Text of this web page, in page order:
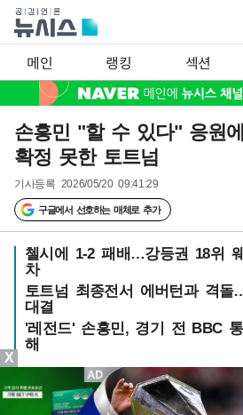
메인 랭킹 섹션
손흥민 "할 수 있다" 응원
확정 못한 토트넘
기사등록 2026/05/20 09:41:29
구글에서 선호하는 매체로 추가
첼시에 1-2 패배…강등권 18위
차
토트넘 최종전서 에버턴과 격돌
대결
'레전드' 손흥민, 경기 전 BBC
해
X